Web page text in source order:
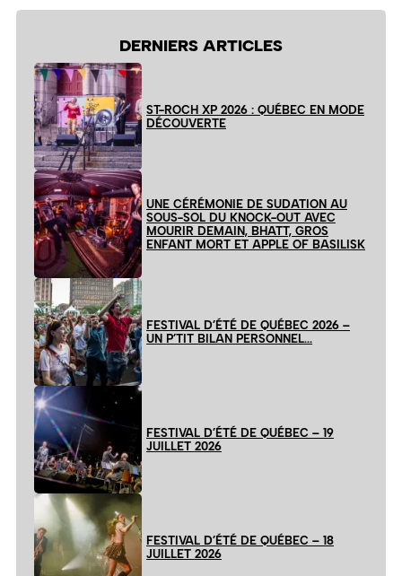
DERNIERS ARTICLES
ST-ROCH XP 2026 : QUÉBEC EN MODE
DÉCOUVERTE
UNE CÉRÉMONIE DE SUDATION AU
SOUS-SOL DU KNOCK-OUT AVEC
MOURIR DEMAIN, BHATT, GROS
ENFANT MORT ET APPLE OF BASILISK
FESTIVAL D’ÉTÉ DE QUÉBEC 2026 –
UN P’TIT BILAN PERSONNEL…
FESTIVAL D’ÉTÉ DE QUÉBEC – 19
JUILLET 2026
FESTIVAL D’ÉTÉ DE QUÉBEC – 18
JUILLET 2026